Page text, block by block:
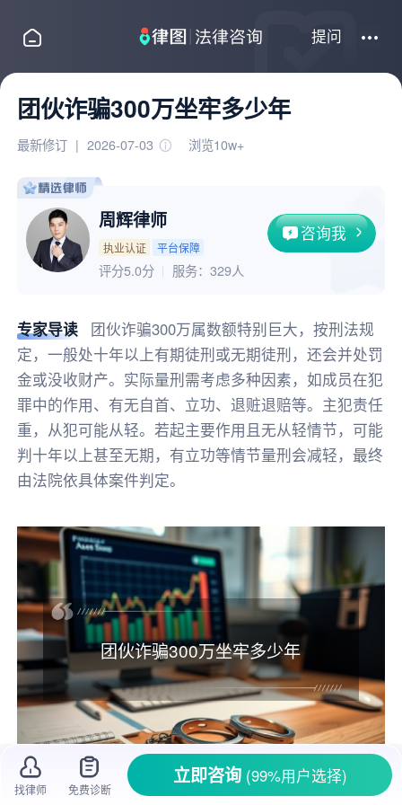
提问
团伙诈骗300万坐牢多少年
最新修订 | 2026-07-03 浏览10w+
周辉律师
执业认证 平台保障
咨询我
评分5.0分 服务： 329人
专家导读
团伙诈骗300万属数额特别巨大，按刑法规
定，一般处十年以上有期徒刑或无期徒刑，还会并处罚
金或没收财产。实际量刑需考虑多种因素，如成员在犯
罪中的作用、有无自首、立功、退赃退赔等。主犯责任
重，从犯可能从轻。若起主要作用且无从轻情节，可能
判十年以上甚至无期，有立功等情节量刑会减轻，最终
由法院依具体案件判定。
团伙诈骗300万坐牢多少年
找律师 免费诊断
立即咨询 (99%用户选择)